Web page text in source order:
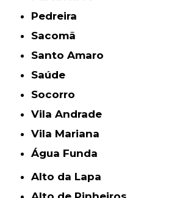
Pedreira
Sacomã
Santo Amaro
Saúde
Socorro
Vila Andrade
Vila Mariana
Água Funda
Alto da Lapa